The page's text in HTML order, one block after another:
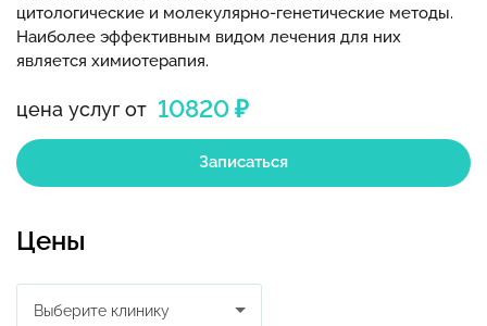
цена услуг от 10820 ₽
Записаться
цитологические и молекулярно-генетические методы.
Наиболее эффективным видом лечения для них
является химиотерапия.
Цены
Выберите клинику